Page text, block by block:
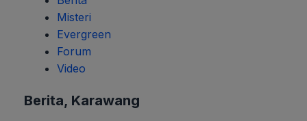
Misteri
Evergreen
Forum
Video
Berita, Karawang